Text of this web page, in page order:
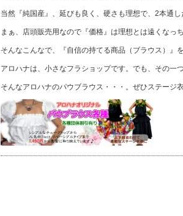
当然『純国産』、延びも良く、硬さも理想で、2本通
まぁ、店頭販売用なので『価格』は理想とは遠くなっ
そんなこんなで、『自信の持てる商品（ブラウス）』
アロハナは、小さなフラショップです。でも、その一
そんなアロハナのパウブラウス ・・・。ぜひステージ